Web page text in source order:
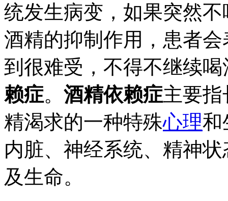
统发生病变，如果突然
酒精的抑制作用，患者
到很难受，不得不继续
赖症。 酒精依赖症主要
精渴求的一种特殊心理和
内脏、神经系统、精神
及生命。